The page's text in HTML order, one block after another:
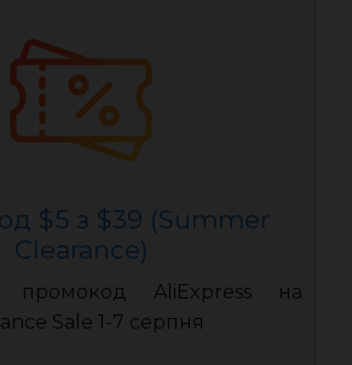
$5 з $39 (Summer
Clearance)
промокод AliExpress на
Sale 1-7 серпня